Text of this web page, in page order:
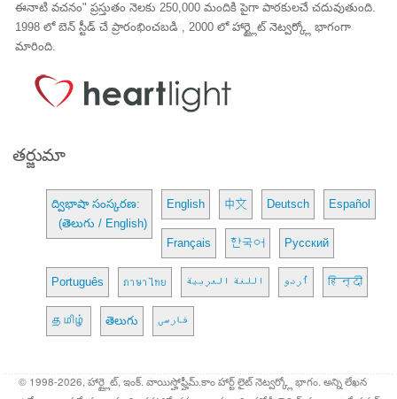
ఈనాటి వచనం" ప్రస్తుతం నెలకు 250,000 మందికి పైగా పాఠకులచే చదువుతుంది.
1998 లో బెన్ స్టీడ్ చే ప్రారంభించబడి , 2000 లో హార్ట్లైట్ నెట్వర్క్లో భాగంగా
మారింది.
తర్జుమా
ద్విభాషా సంస్కరణ:
(తెలుగు / English)
English 中文 Deutsch Español
Français 한국어 Русский
Português ภาษาไทย اللغة العربية اُردو हिन्दी
தமிழ் తెలుగు فارسی
© 1998-2026, హార్ట్లైట్, ఇంక్. వాయిస్హోఫ్హీమ్.కాం హార్ట్ లైట్ నెట్వర్క్లో భాగం. అన్ని లేఖన